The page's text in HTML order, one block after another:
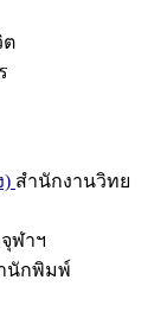
) สำนักงานวิทย
ฬาฯ
นักพิมพ์